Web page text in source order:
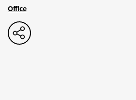
Office